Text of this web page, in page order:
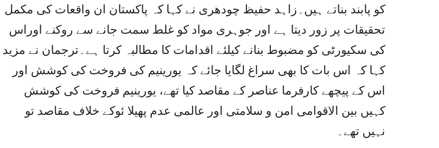
کو پابند بناتے ہیں۔زاہد حفیظ چودھری نے کہا کہ پاکستان ان واقعات کی مکمل
تحقیقات پر زور دیتا ہے اور جوہری مواد کو غلط سمت جانے سے روکنے اوراس
کی سکیورٹی کو مضبوط بنانے کیلئے اقدامات کا مطالبہ کرتا ہے۔ترجمان نے مزید
کہا کہ اس بات کا بھی سراغ لگایا جائے کہ یورینیم کی فروخت کی کوشش اور
اس کے پیچھے کارفرما عناصر کے مقاصد کیا تھے، یورینیم فروخت کی کوشش
کہیں بین الاقوامی امن و سلامتی اور عالمی عدم پھیلا ئوکے خلاف مقاصد تو
نہیں تھے۔